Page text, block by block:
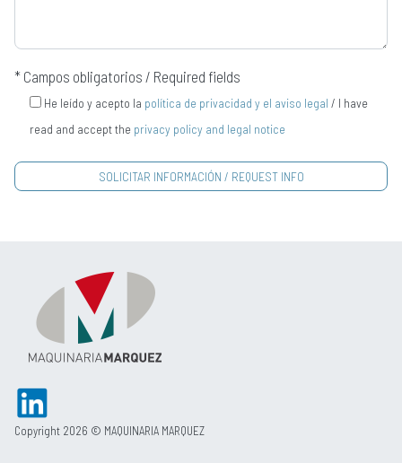
* Campos obligatorios / Required fields
He leído y acepto la política de privacidad y el aviso legal / I have
read and accept the privacy policy and legal notice
Copyright 2026 © MAQUINARIA MARQUEZ